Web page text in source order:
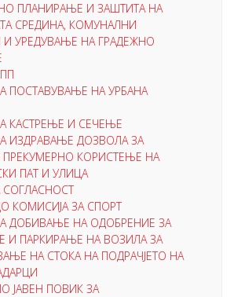
ПЛАНИРАЊЕ И ЗАШТИТА НА
СРЕДИНА, КОМУНАЛНИ
И УРЕДУВАЊЕ НА ГРАДЕЖНО
ПОСТАВУВАЊЕ НА УРБАНА
КАСТРЕЊЕ И СЕЧЕЊЕ
ИЗДРАВАЊЕ ДОЗВОЛА ЗА
КОРИСТЕЊЕ НА
ПАТ И УЛИЦА
КОМИСИЈА ЗА СПОРТ
ДОБИВАЊЕ НА ОДОБРЕНИЕ ЗА
И ПАРКИРАЊЕ НА ВОЗИЛА ЗА
НА СТОКА НА ПОДРАЧЈЕТО НА
ЈАВЕН ПОВИК ЗА